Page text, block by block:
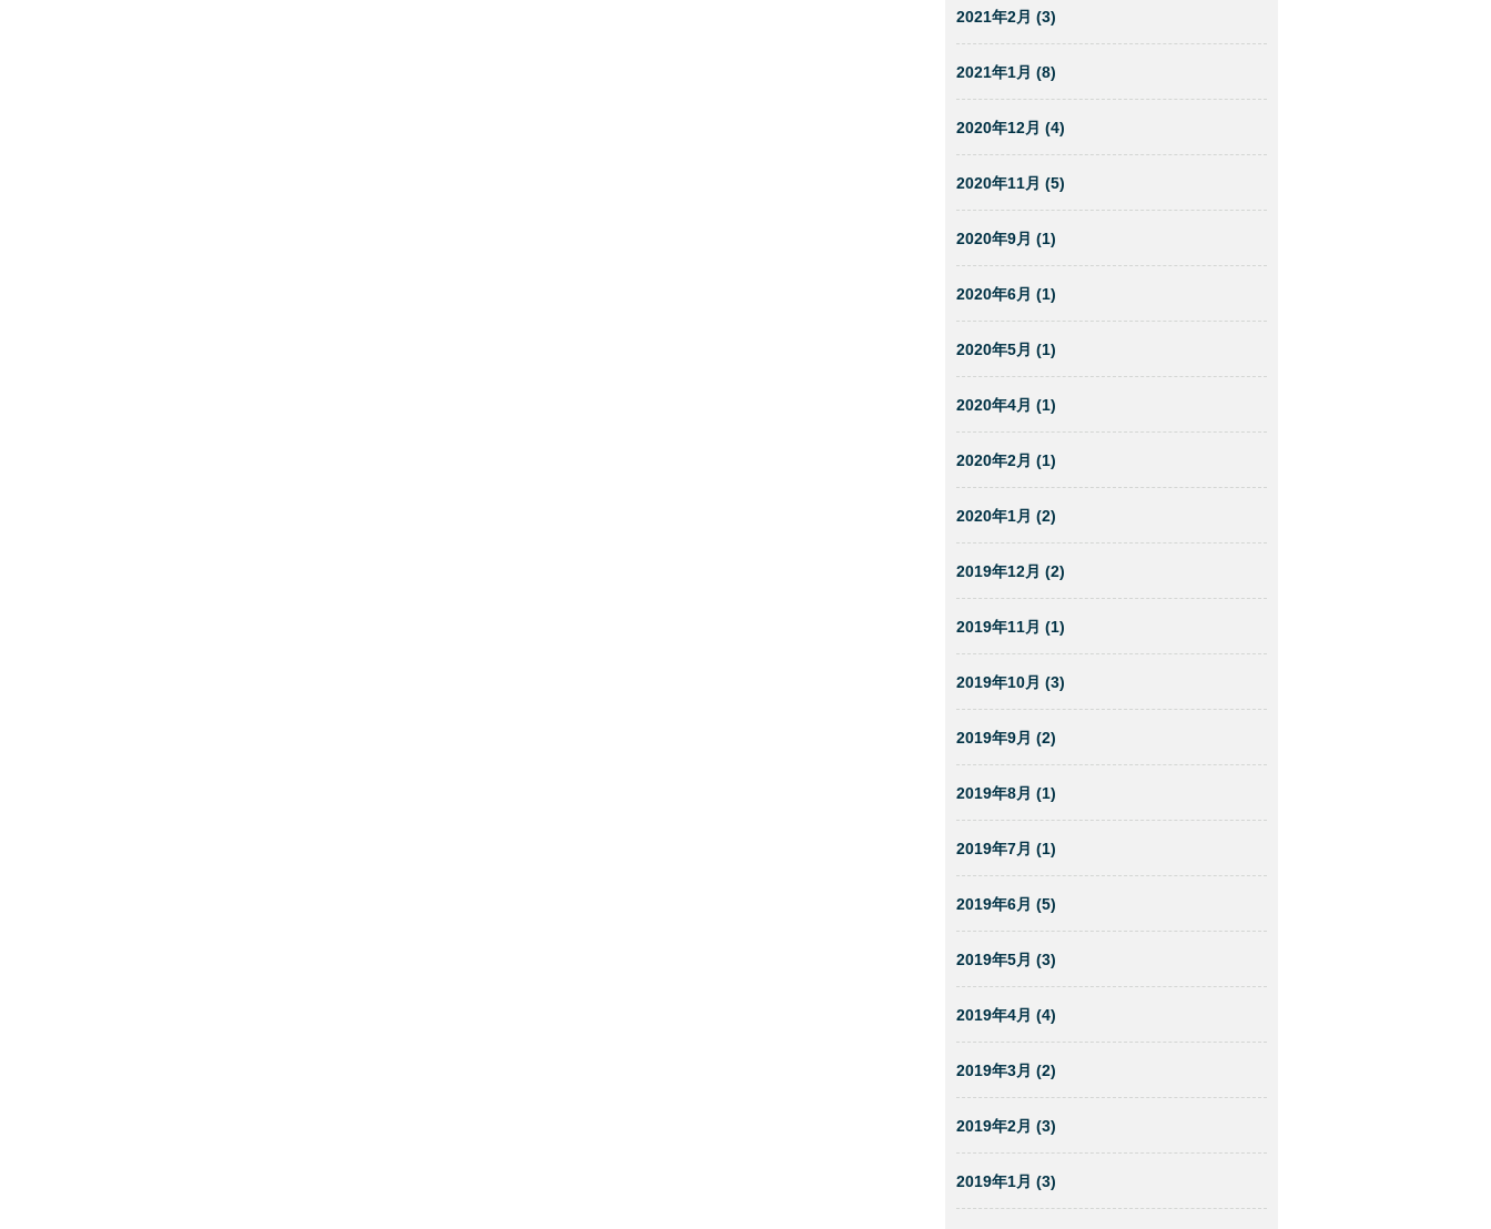
2021年2月 (3)
2021年1月 (8)
2020年12月 (4)
2020年11月 (5)
2020年9月 (1)
2020年6月 (1)
2020年5月 (1)
2020年4月 (1)
2020年2月 (1)
2020年1月 (2)
2019年12月 (2)
2019年11月 (1)
2019年10月 (3)
2019年9月 (2)
2019年8月 (1)
2019年7月 (1)
2019年6月 (5)
2019年5月 (3)
2019年4月 (4)
2019年3月 (2)
2019年2月 (3)
2019年1月 (3)